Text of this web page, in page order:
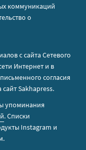
коммуникаций
о
с сайта Сетевого
Интернет и в
согласия
Sakhapress.
упоминания
. Списки
Instagram и